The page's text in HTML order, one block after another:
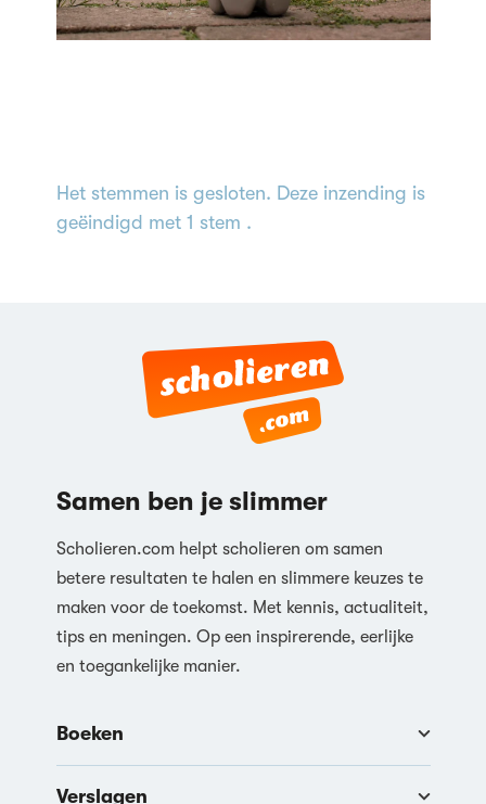
Het stemmen is gesloten. Deze inzending is
geëindigd met 1 stem .
Samen ben je slimmer
Scholieren.com helpt scholieren om samen
betere resultaten te halen en slimmere keuzes te
maken voor de toekomst. Met kennis, actualiteit,
tips en meningen. Op een inspirerende, eerlijke
en toegankelijke manier.
Boeken
Verslagen